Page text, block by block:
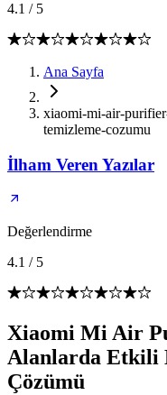
4.1 / 5
Ana Sayfa
xiaomi-mi-air-
temizleme-cozumu
İlham Veren Yazılar
Değerlendirme
4.1 / 5
Xiaomi Mi Air
Alanlarda Etkili
Çözümü